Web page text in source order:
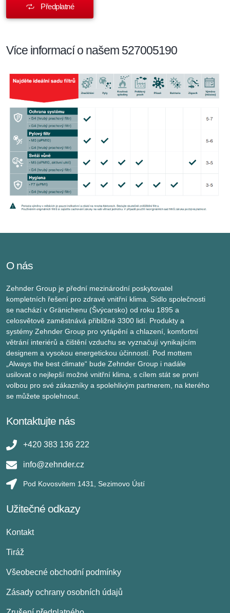
Předplatné
Více informací o našem 527005190
O nás
Zehnder Group je přední mezinárodní poskytovatel
kompletních řešení pro zdravé vnitřní klima. Sídlo společnosti
se nachází v Gränichenu (Švýcarsko) od roku 1895 a
celosvětově zaměstnává přibližně 3300 lidí. Produkty a
systémy Zehnder Group pro vytápění a chlazení, komfortní
větrání interiérů a čištění vzduchu se vyznačují vynikajícím
designem a vysokou energetickou účinností. Pod mottem
„Always the best climate“ bude Zehnder Group i nadále
usilovat o nejlepší možné vnitřní klima, s cílem stát se první
volbou pro své zákazníky a spolehlivým partnerem, na kterého
se můžete spolehnout.
Kontaktujte nás
+420 383 136 222
info@zehnder.cz
Pod Kovosvitem 1431, Sezimovo Ústí
Užitečné odkazy
Kontakt
Tiráž
Všeobecné obchodní podmínky
Zásady ochrany osobních údajů